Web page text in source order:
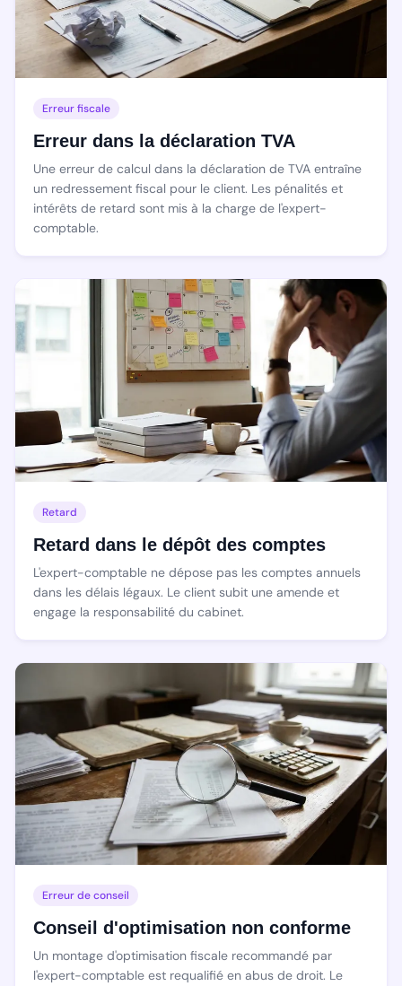
Erreur fiscale
Erreur dans la déclaration TVA
Une erreur de calcul dans la déclaration de TVA entraîne
un redressement fiscal pour le client. Les pénalités et
intérêts de retard sont mis à la charge de l'expert-
comptable.
Retard
Retard dans le dépôt des comptes
L'expert-comptable ne dépose pas les comptes annuels
dans les délais légaux. Le client subit une amende et
engage la responsabilité du cabinet.
Erreur de conseil
Conseil d'optimisation non conforme
Un montage d'optimisation fiscale recommandé par
l'expert-comptable est requalifié en abus de droit. Le